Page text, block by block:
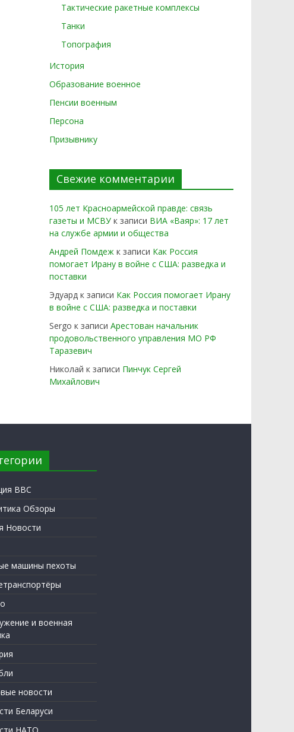
Тактические ракетные комплексы
Танки
Топография
История
Образование военное
Пенсии военным
Персона
Призывнику
Свежие комментарии
105 лет Красноармейской правде: связь
газеты и МСВУ к записи ВИА «Ваяр»: 17 лет
на службе армии и общества
Андрей Помдеж к записи Как Россия
помогает Ирану в войне с США: разведка и
поставки
Эдуард к записи Как Россия помогает Ирану
в войне с США: разведка и поставки
Sergo к записи Арестован начальник
продовольственного управления МО РФ
Таразевич
Николай к записи Пинчук Сергей
Михайлович
ВВС
Обзоры
Новости
машины пехоты
и военная
новости
Беларуси